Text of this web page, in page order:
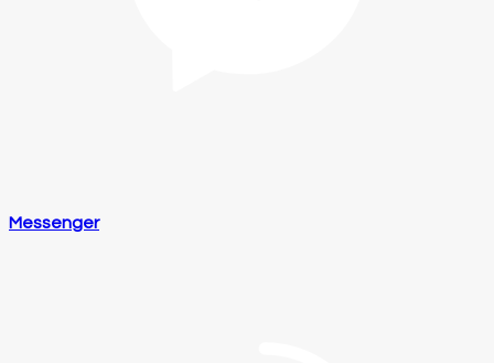
Messenger